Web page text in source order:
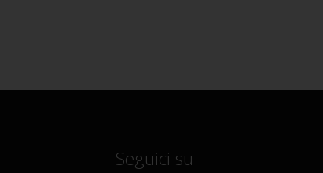
Seguici su